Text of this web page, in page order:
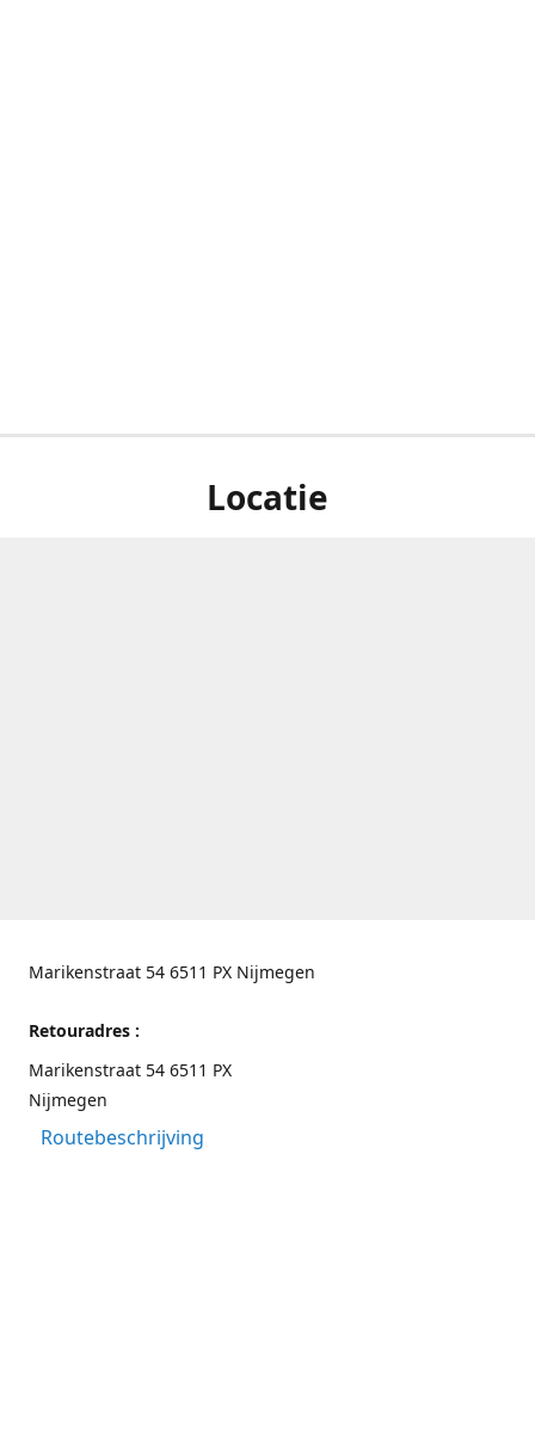
Locatie
Marikenstraat 54 6511 PX Nijmegen
Retouradres :
Marikenstraat 54 6511 PX
Nijmegen
Routebeschrijving